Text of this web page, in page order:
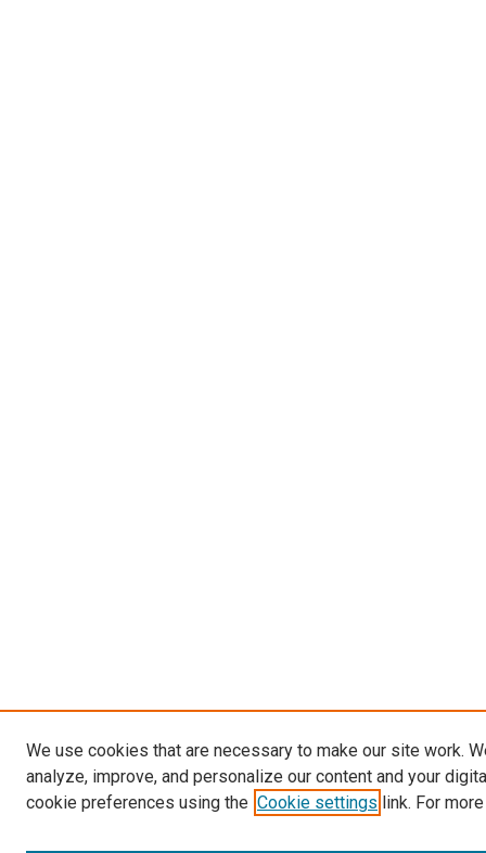
We use cookies that are necessary to make our site work.
analyze, improve, and personalize our content and your
cookie preferences using the Cookie settings link. For